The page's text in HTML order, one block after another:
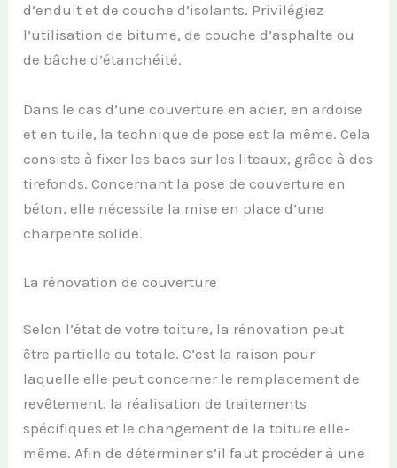
d’enduit et de couche d’isolants. Privilégiez
l’utilisation de bitume, de couche d’asphalte ou
de bâche d’étanchéité.
Dans le cas d’une couverture en acier, en ardoise
et en tuile, la technique de pose est la même. Cela
consiste à fixer les bacs sur les liteaux, grâce à des
tirefonds. Concernant la pose de couverture en
béton, elle nécessite la mise en place d’une
charpente solide.
La rénovation de couverture
Selon l’état de votre toiture, la rénovation peut
être partielle ou totale. C’est la raison pour
laquelle elle peut concerner le remplacement de
revêtement, la réalisation de traitements
spécifiques et le changement de la toiture elle-
même. Afin de déterminer s’il faut procéder à une